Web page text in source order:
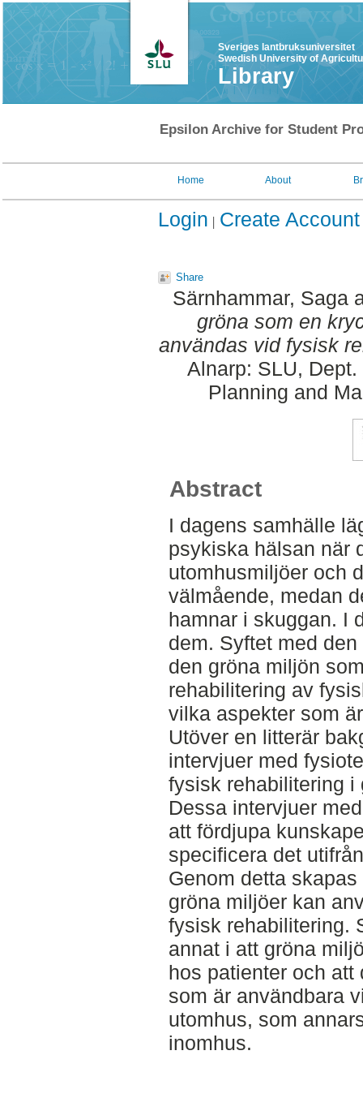
Sveriges lantbruksuniversitet
Swedish University of
Library
Epsilon Archive for Student
Home About
Login Create Account
Share
Särnhammar, Saga
gröna som en
användas vid fysisk
Alnarp: SLU,
Planning and
Abstract
I dagens samhälle
psykiska hälsan när
utomhusmiljöer och
välmående, medan
hamnar i skuggan. I
dem. Syftet med
den gröna miljön
rehabilitering av
vilka aspekter som
Utöver en litterär
intervjuer med
fysisk rehabilitering i
Dessa intervjuer
att fördjupa
specificera det
Genom detta
gröna miljöer kan
fysisk rehabilitering.
annat i att gröna
hos patienter och att
som är användbara
utomhus, som
inomhus.